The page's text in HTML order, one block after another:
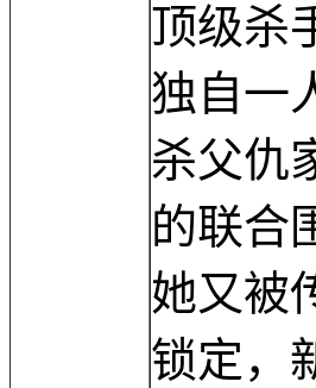
顶级杀
独自一
杀父仇
的联合
她又被
锁定，